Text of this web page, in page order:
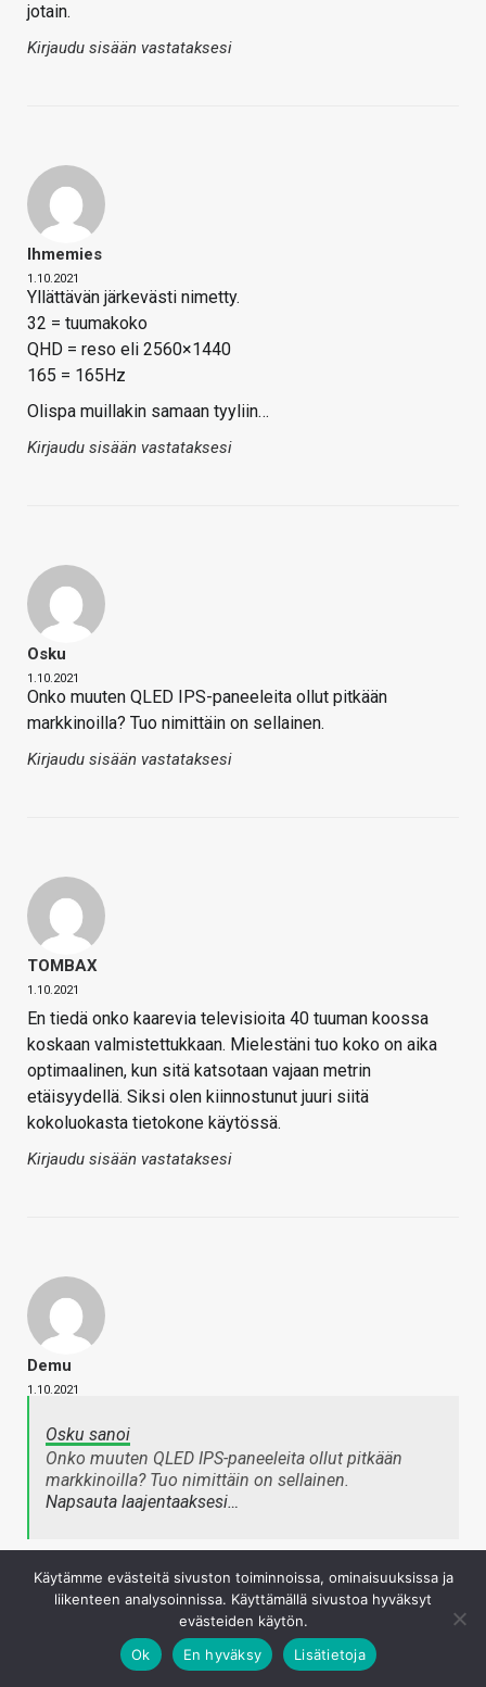
jotain.
Kirjaudu sisään vastataksesi
Ihmemies
1.10.2021
Yllättävän järkevästi nimetty.
32 = tuumakoko
QHD = reso eli 2560×1440
165 = 165Hz
Olispa muillakin samaan tyyliin…
Kirjaudu sisään vastataksesi
Osku
1.10.2021
Onko muuten QLED IPS-paneeleita ollut pitkään
markkinoilla? Tuo nimittäin on sellainen.
Kirjaudu sisään vastataksesi
TOMBAX
1.10.2021
En tiedä onko kaarevia televisioita 40 tuuman koossa
koskaan valmistettukkaan. Mielestäni tuo koko on aika
optimaalinen, kun sitä katsotaan vajaan metrin
etäisyydellä. Siksi olen kiinnostunut juuri siitä
kokoluokasta tietokone käytössä.
Kirjaudu sisään vastataksesi
Demu
1.10.2021
Osku sanoi
Onko muuten QLED IPS-paneeleita ollut pitkään
markkinoilla? Tuo nimittäin on sellainen.
Napsauta laajentaaksesi…
LG:n Quantum Dot (jota käytetään mm. LG:n QNED IPS-
televisioissa ja joissakin näytöissä) vastine LG:n
QLED On Samsungin ’vastaus’ OLED:lle, koska he eivät
Käytämme evästeitä sivuston toiminnoissa, ominaisuuksissa ja
liikenteen analysoinnissa. Käyttämällä sivustoa hyväksyt
evästeiden käytön.
Ok
En hyväksy Lisätietoja